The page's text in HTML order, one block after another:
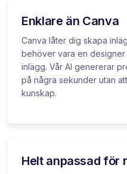
Enklare än Canva
Canva låter dig skapa
behöver vara en
inlägg. Vår AI genererar
på några sekunder utan
kunskap.
Helt anpassad för